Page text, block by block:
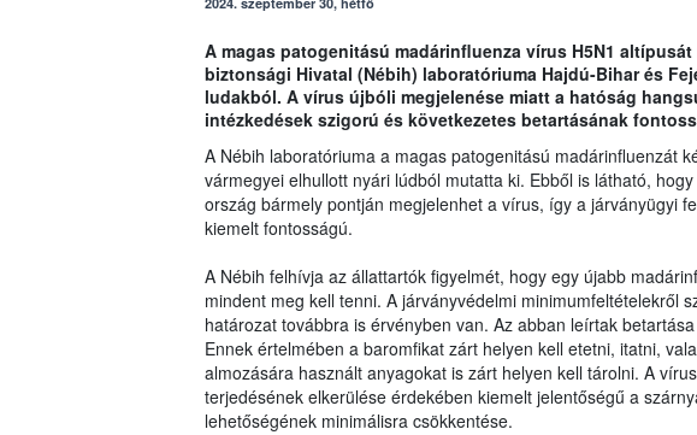
A magas patogenitású madárinfluenza vírus H5N1
biztonsági Hivatal (Nébih) laboratóriuma Hajdú-Bihar és
ludakból. A vírus újbóli megjelenése miatt a hatóság
intézkedések szigorú és következetes betartásának
A Nébih laboratóriuma a magas patogenitású madárinfluenzát
vármegyei elhullott nyári lúdból mutatta ki. Ebből is látható,
ország bármely pontján megjelenhet a vírus, így a járványügyi
kiemelt fontosságú.
A Nébih felhívja az állattartók figyelmét, hogy egy újabb
mindent meg kell tenni. A járványvédelmi minimumfeltételekről
határozat továbbra is érvényben van. Az abban leírtak
Ennek értelmében a baromfikat zárt helyen kell etetni, itatni,
almozására használt anyagokat is zárt helyen kell tárolni. A
terjedésének elkerülése érdekében kiemelt jelentőségű a
lehetőségének minimálisra csökkentése.